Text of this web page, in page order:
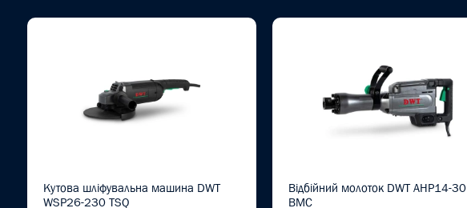
Кутова шліфувальна машина DWT
WSP26-230 TSQ
Відбійний молоток DWT AHP14-30
BMC